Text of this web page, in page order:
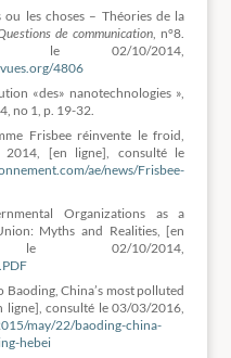
les choses – Théories de la
de communication, n°8.
le 02/10/2014,
4806
«des» nanotechnologies »‪,
no 1, p. 19-32.
Frisbee réinvente le froid,
2014, [en ligne], consulté le
ae/news/Frisbee-
Organizations as a
Myths and Realities, [en
02/10/2014,
China’s most polluted
ligne], consulté le 03/03/2016,
may/22/baoding-china-
hebei